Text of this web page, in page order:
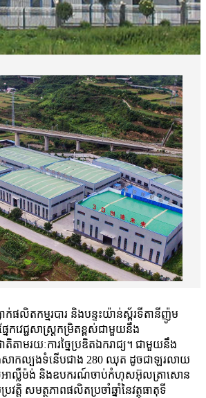
ាក់ផលិតកម្មរបារ និងបន្ទះយ៉ាន់ស្ព័រទីតានីញ៉ូម
កវេជ្ជសាស្ត្រកម្រិតខ្ពស់ជាមួយនឹង
តាមរយៈការច្នៃប្រឌិតឯករាជ្យ។ ជាមួយនឹង
ាកល្បងទំនើបជាង 280 ឈុត ដូចជាឡរលាយ
អាល្លឺម៉ង់ និងឧបករណ៍ចាប់កំហុសអ៊ុលត្រាសោន
ត្តិ សមត្ថភាពផលិតប្រចាំឆ្នាំនៃវត្ថុធាតុទី